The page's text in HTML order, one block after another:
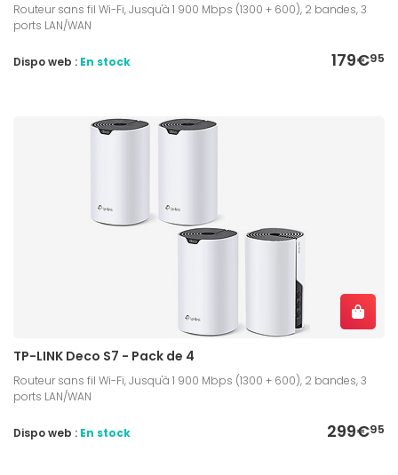
Routeur sans fil Wi-Fi, Jusqu'à 1 900 Mbps (1300 + 600), 2 bandes, 3
ports LAN/WAN
179€95
Dispo web : En stock
TP-LINK Deco S7 - Pack de 4
Routeur sans fil Wi-Fi, Jusqu'à 1 900 Mbps (1300 + 600), 2 bandes, 3
ports LAN/WAN
299€95
Dispo web : En stock